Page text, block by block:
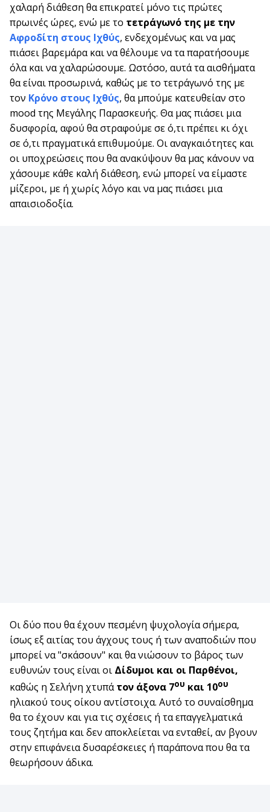
χαλαρή διάθεση θα επικρατεί μόνο τις πρώτες
πρωινές ώρες, ενώ με το τετράγωνό της με την
Αφροδίτη στους Ιχθύς, ενδεχομένως και να μας
πιάσει βαρεμάρα και να θέλουμε να τα παρατήσουμε
όλα και να χαλαρώσουμε. Ωστόσο, αυτά τα αισθήματα
θα είναι προσωρινά, καθώς με το τετράγωνό της με
τον Κρόνο στους Ιχθύς, θα μπούμε κατευθείαν στο
mood της Μεγάλης Παρασκευής. Θα μας πιάσει μια
δυσφορία, αφού θα στραφούμε σε ό,τι πρέπει κι όχι
σε ό,τι πραγματικά επιθυμούμε. Οι αναγκαιότητες και
οι υποχρεώσεις που θα ανακύψουν θα μας κάνουν να
χάσουμε κάθε καλή διάθεση, ενώ μπορεί να είμαστε
μίζεροι, με ή χωρίς λόγο και να μας πιάσει μια
απαισιοδοξία.
Οι δύο που θα έχουν πεσμένη ψυχολογία σήμερα,
ίσως εξ αιτίας του άγχους τους ή των αναποδιών που
μπορεί να "σκάσουν" και θα νιώσουν το βάρος των
ευθυνών τους είναι οι Δίδυμοι και οι Παρθένοι,
καθώς η Σελήνη χτυπάτον άξονα 7ου και 10ου
ηλιακού τους οίκου αντίστοιχα. Αυτό το συναίσθημα
θα το έχουν και για τις σχέσεις ή τα επαγγελματικά
τους ζητήμα και δεν αποκλείεται να ενταθεί, αν βγουν
στην επιφάνεια δυσαρέσκειες ή παράπονα που θα τα
θεωρήσουν άδικα.